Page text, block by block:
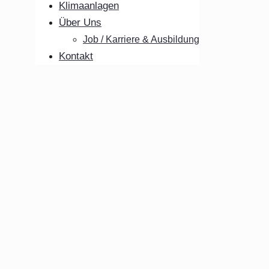
Klimaanlagen
Über Uns
Job / Karriere & Ausbildung
Kontakt